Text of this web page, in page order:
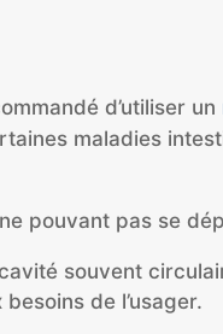
d’utiliser un
maladies
pouvant pas se
souvent
de l’usager.